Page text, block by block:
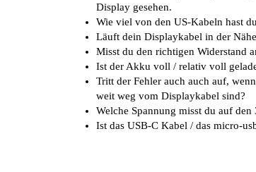
Display gesehen.
Wie viel von den US-Kabeln hast
Läuft dein Displaykabel in der
Misst du den richtigen Widerstand
Ist der Akku voll / relativ voll
Tritt der Fehler auch auch auf,
weit weg vom Displaykabel sind?
Welche Spannung misst du auf
Ist das USB-C Kabel / das micro-